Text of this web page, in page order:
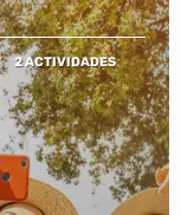
2 ACTIVIDADES